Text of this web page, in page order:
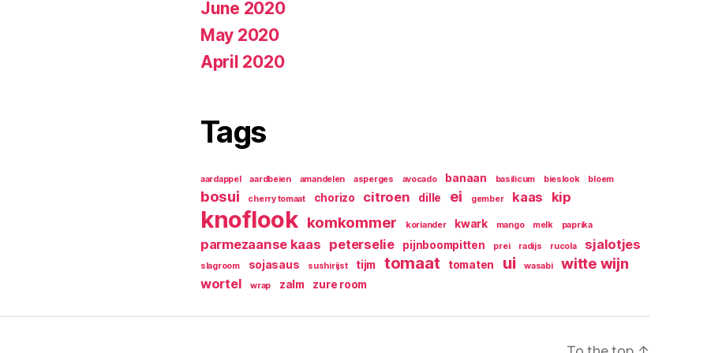
June 2020
May 2020
April 2020
Tags
aardappel aardbeien amandelen asperges avocado banaan basilicum bieslook bloem
bosui cherry tomaat chorizo citroen dille ei gember kaas kip
knoflook komkommer koriander kwark mango melk paprika
parmezaanse kaas peterselie pijnboompitten prei radijs rucola sjalotjes
slagroom sojasaus sushirijst tijm tomaat tomaten ui wasabi witte wijn
wortel wrap zalm zure room